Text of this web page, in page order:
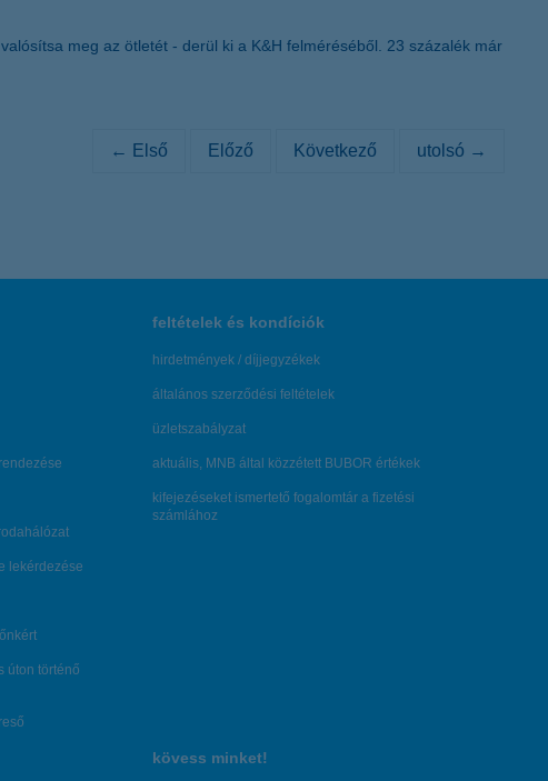
meg az ötletét - derül ki a K&H felméréséből. 23 százalék már
← Első Előző Következő utolsó →
lekérdezése
úton történő
feltételek és kondíciók
hirdetmények / díjjegyzékek
általános szerződési feltételek
üzletszabályzat
aktuális, MNB által közzétett BUBOR értékek
kifejezéseket ismertető fogalomtár a fizetési
számlához
kövess minket!